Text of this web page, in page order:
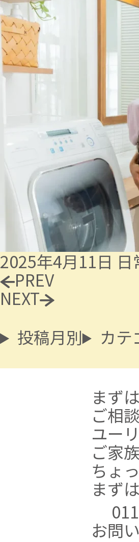
2025年4月11日
PREV
NEXT
投稿月別
カテ
まず
ご相
ユー
ご家
ちょ
まず
お問